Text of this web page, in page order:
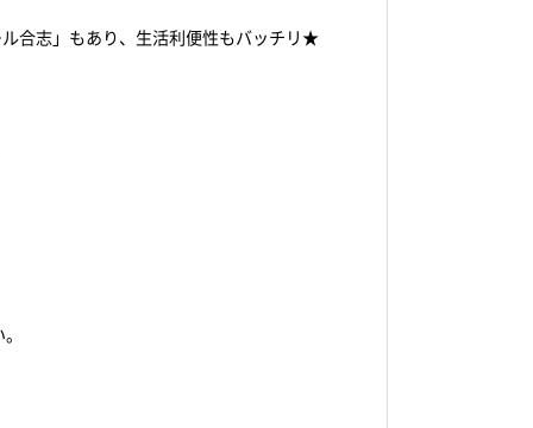
合志」もあり、生活利便性もバッチリ★